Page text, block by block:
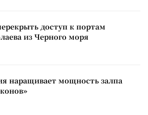
доступ к портам
из Черного моря
наращивает мощность залпа